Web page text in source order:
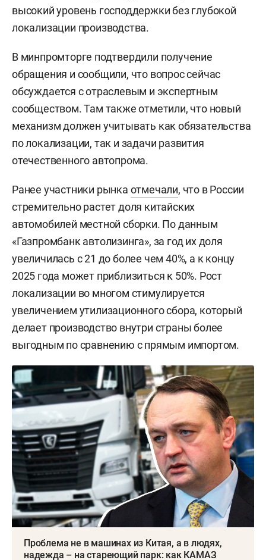
высокий уровень господдержки без глубокой
локализации производства.
В минпромторге подтвердили получение
обращения и сообщили, что вопрос сейчас
обсуждается с отраслевым и экспертным
сообществом. Там также отметили, что новый
механизм должен учитывать как обязательства
по локализации, так и задачи развития
отечественного автопрома.
Ранее участники рынка отмечали, что в России
стремительно растет доля китайских
автомобилей местной сборки. По данным
«Газпромбанк автолизинга», за год их доля
увеличилась с 21 до более чем 40%, а к концу
2025 года может приблизиться к 50%. Рост
локализации во многом стимулируется
увеличением утилизационного сбора, который
делает производство внутри страны более
выгодным по сравнению с прямым импортом.
Проблема не в машинах из Китая, а в людях,
надежда – на стареющий парк: как КАМАЗ